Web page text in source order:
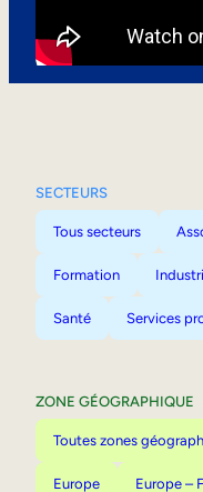
SECTEURS
Tous secteurs
Formation
Santé Services
ZONE GÉOGRAPHIQUE
Toutes zones
Europe Europe –